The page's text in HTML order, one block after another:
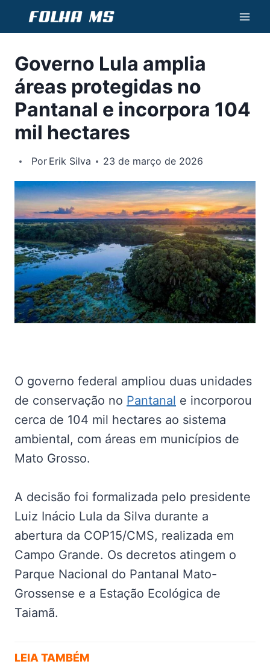
Conteúdo
Governo Lula amplia
áreas protegidas no
Pantanal e incorpora 104
mil hectares
Por Erik Silva 23 de março de 2026
O governo federal ampliou duas unidades
de conservação no Pantanal e incorporou
cerca de 104 mil hectares ao sistema
ambiental, com áreas em municípios de
Mato Grosso.
A decisão foi formalizada pelo presidente
Luiz Inácio Lula da Silva durante a
abertura da COP15/CMS, realizada em
Campo Grande. Os decretos atingem o
Parque Nacional do Pantanal Mato-
Grossense e a Estação Ecológica de
Taiamã.
LEIA TAMBÉM